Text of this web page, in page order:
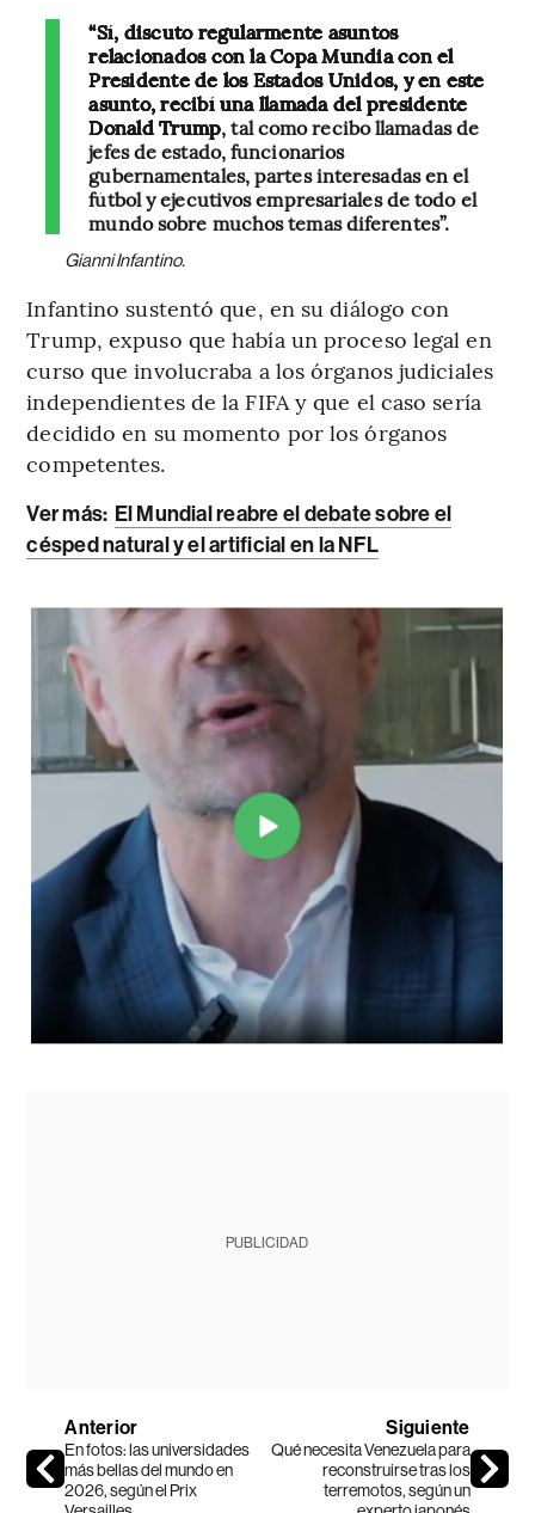
“Sí, discuto regularmente asuntos
relacionados con la Copa Mundia con el
Presidente de los Estados Unidos, y en este
asunto, recibí una llamada del presidente
Donald Trump, tal como recibo llamadas de
jefes de estado, funcionarios
gubernamentales, partes interesadas en el
fútbol y ejecutivos empresariales de todo el
mundo sobre muchos temas diferentes”.
Gianni Infantino.
Infantino sustentó que, en su diálogo con
Trump, expuso que había un proceso legal en
curso que involucraba a los órganos judiciales
independientes de la FIFA y que el caso sería
decidido en su momento por los órganos
competentes.
Ver más: El Mundial reabre el debate sobre el
césped natural y el artificial en la NFL
PUBLICIDAD
Anterior
En fotos: las universidades
más bellas del mundo en
2026, según el Prix
Siguiente
Qué necesita Venezuela para
reconstruirse tras los
terremotos, según un